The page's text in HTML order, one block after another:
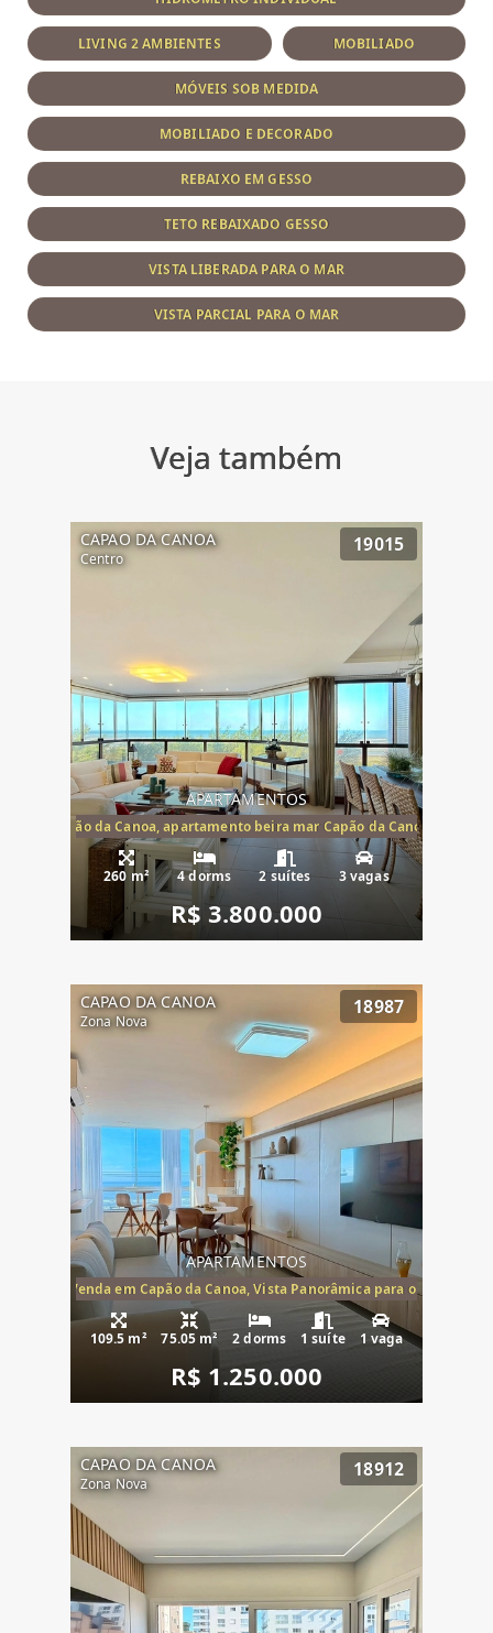
LIVING 2 AMBIENTES MOBILIADO
MÓVEIS SOB MEDIDA
MOBILIADO E DECORADO
REBAIXO EM GESSO
TETO REBAIXADO GESSO
VISTA LIBERADA PARA O MAR
VISTA PARCIAL PARA O MAR
Veja também
CAPAO DA CANOA
Centro
19015
APARTAMENTOS
mar Capão da Canoa, apartamento beira mar Capão da Canoa,
260 m² 4 dorms 2 suítes 3 vagas
R$ 3.800.000
CAPAO DA CANOA
Zona Nova
18987
APARTAMENTOS
Mar à Venda em Capão da Canoa, Vista Panorâmica para o Mar, 2
109.5 m² 75.05 m² 2 dorms 1 suíte 1 vaga
R$ 1.250.000
CAPAO DA CANOA
Zona Nova
18912